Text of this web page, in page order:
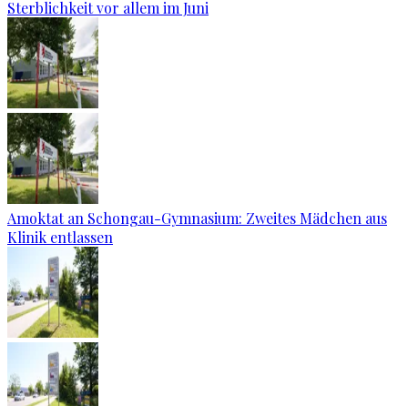
Sterblichkeit vor allem im Juni
Amoktat an Schongau-Gymnasium: Zweites Mädchen aus
Klinik entlassen